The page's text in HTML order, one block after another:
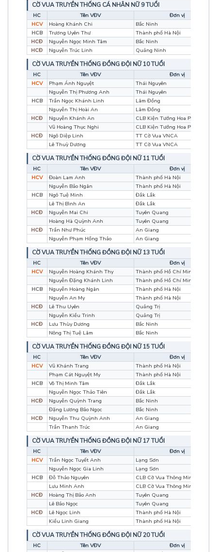
CỜ VUA TRUYỀN THỐNG CÁ NHÂN NỮ 9 TUỔI
HC Tên VĐV
Đơn vị
HCV
Hoàng Khánh Chi
Bắc Ninh
HCB
Trương Uyên Thư
Thành phố Hà Nội
HCĐ
Nguyễn Ngọc Minh Tâm
Bắc Ninh
HCĐ
Nguyễn Trúc Linh Quảng Ninh
CỜ VUA TRUYỀN THỐNG ĐỒNG ĐỘI NỮ 10 TUỔI
HC Tên VĐV
Đơn vị
HCV
Phạm Ánh Nguyệt
Thái Nguyên
Nguyễn Thị Phương Anh
Thái Nguyên
HCB
Trần Ngọc Khánh Linh
Lâm Đồng
Nguyễn Thị Hoài An
Lâm Đồng
HCĐ
Nguyễn Khánh An
CLB Kiện Tướng Hoa Phượng Đỏ
Vũ Hoàng Thục Nghi
CLB Kiện Tướng Hoa Phượng Đỏ
HCĐ
Ngô Diệp Linh
TT Cờ Vua VNCA
Lê Thuỳ Dương
TT Cờ Vua VNCA
CỜ VUA TRUYỀN THỐNG ĐỒNG ĐỘI NỮ 11 TUỔI
HC Tên VĐV
Đơn vị
HCV
Đoàn Lam Anh
Thành phố Hà Nội
Nguyễn Bảo Ngân
Thành phố Hà Nội
HCB
Ngô Tuệ Minh
Đắk Lắk
Lê Thị Bình An
Đắk Lắk
HCĐ
Nguyễn Mai Chi
Tuyên Quang
Hoàng Hà Quỳnh Anh
Tuyên Quang
HCĐ
Trần Như Phúc
An Giang
Nguyễn Phạm Hồng Thảo
An Giang
CỜ VUA TRUYỀN THỐNG ĐỒNG ĐỘI NỮ 13 TUỔI
HC Tên VĐV
Đơn vị
HCV
Nguyễn Hoàng Khánh Thy
Thành phố Hồ Chí Minh
Nguyễn Đặng Khánh Linh
Thành phố Hồ Chí Minh
HCB
Nguyễn Hoàng Ngân
Thành phố Hà Nội
Nguyễn An My
Thành phố Hà Nội
HCĐ
Lê Thu Uyên
Quảng Trị
Nguyễn Kiều Trinh
Quảng Trị
HCĐ
Lưu Thùy Dương
Bắc Ninh
Nông Thị Tuệ Lâm
Bắc Ninh
CỜ VUA TRUYỀN THỐNG ĐỒNG ĐỘI NỮ 15 TUỔI
HC Tên VĐV
Đơn vị
HCV
Vũ Khánh Trang
Thành phố Hà Nội
Phạm Cát Nguyệt My
Thành phố Hà Nội
HCB
Võ Thị Minh Tâm
Đắk Lắk
Nguyễn Ngọc Thảo Tiên
Đắk Lắk
HCĐ
Nguyễn Quỳnh Trang
Bắc Ninh
Đặng Lương Bảo Ngọc
Bắc Ninh
HCĐ
Nguyễn Thu Quỳnh Anh
An Giang
Trần Thanh Trúc
An Giang
CỜ VUA TRUYỀN THỐNG ĐỒNG ĐỘI NỮ 17 TUỔI
HC Tên VĐV
Đơn vị
HCV
Trần Ngọc Tuyết Anh
Lạng Sơn
Nguyễn Ngọc Gia Linh
Lạng Sơn
HCB
Đỗ Thảo Nguyên
CLB Cờ Vua Thông Minh
Lưu Minh Anh
CLB Cờ Vua Thông Minh
HCĐ
Hoàng Thị Bảo Anh
Tuyên Quang
Lê Bảo Ngọc
Tuyên Quang
HCĐ
Lê Ngọc Linh
Thành phố Hà Nội
Kiều Linh Giang
Thành phố Hà Nội
CỜ VUA TRUYỀN THỐNG ĐỒNG ĐỘI NỮ 20 TUỔI
HC Tên VĐV
Đơn vị